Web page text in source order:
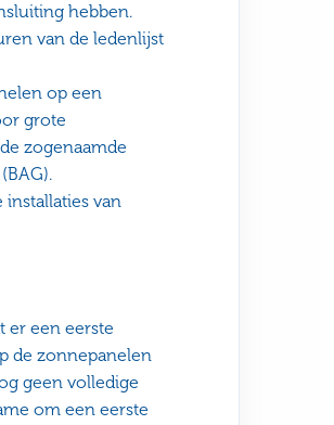
hebben.
van de ledenlijst
op een
grote
zogenaamde
van
er een eerste
de zonnepanelen
geen volledige
om een eerste